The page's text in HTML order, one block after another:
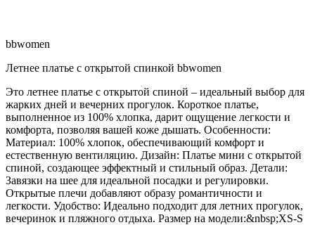
bbwomen
Летнее платье с открытой спинкой bbwomen
Это летнее платье с открытой спиной – идеальный выбор для
жарких дней и вечерних прогулок. Короткое платье,
выполненное из 100% хлопка, дарит ощущение легкости и
комфорта, позволяя вашей коже дышать. Особенности:
Материал: 100% хлопок, обеспечивающий комфорт и
естественную вентиляцию. Дизайн: Платье мини с открытой
спиной, создающее эффектный и стильный образ. Детали:
Завязки на шее для идеальной посадки и регулировки.
Открытые плечи добавляют образу романтичности и
легкости. Удобство: Идеально подходит для летних прогулок,
вечеринок и пляжного отдыха. Размер на модели:&nbsp;XS-S